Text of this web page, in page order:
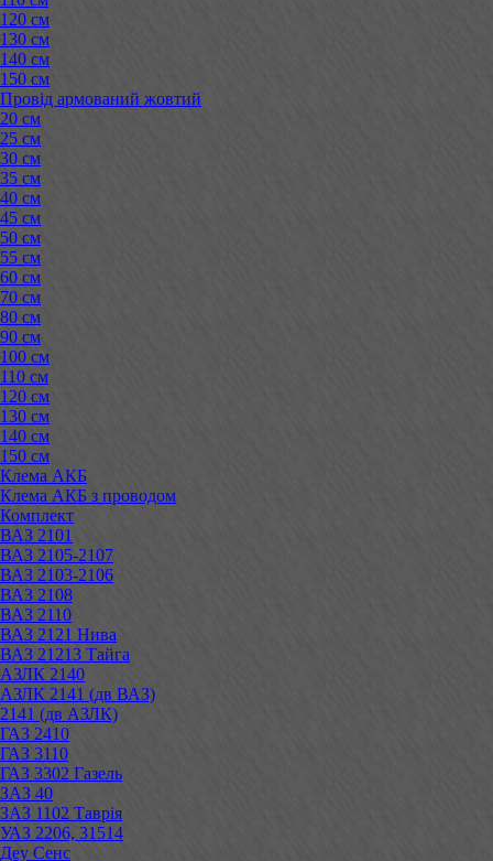
120 см
130 см
140 см
150 см
Провід армований жовтий
20 см
25 см
30 см
35 см
40 см
45 см
50 см
55 см
60 см
70 см
80 см
90 см
100 см
110 см
120 см
130 см
140 см
150 см
Клема АКБ
Клема АКБ з проводом
Комплект
ВАЗ 2101
ВАЗ 2105-2107
ВАЗ 2103-2106
ВАЗ 2108
ВАЗ 2110
ВАЗ 2121 Нива
ВАЗ 21213 Тайга
АЗЛК 2140
АЗЛК 2141 (дв ВАЗ)
2141 (дв АЗЛК)
ГАЗ 2410
ГАЗ 3110
ГАЗ 3302 Газель
ЗАЗ 40
ЗАЗ 1102 Таврія
УАЗ 2206, 31514
Деу Сенс